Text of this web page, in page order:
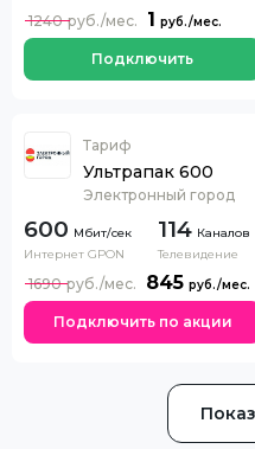
1
1240
Подключить
Тариф
Ультрапак 600
Электронный город
600
Интернет GPON
114 Каналов
Телевидение
845
1690
Подключить по акции